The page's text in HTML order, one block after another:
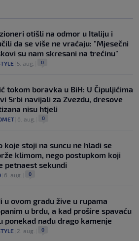
otišli na odmor u Italiju i
da se više ne vraćaju: "Mjesečni
su nam skresani na trećinu"
5. aug. 0
tokom boravka u BiH: U Čipuljićima
Srbi navijali za Zvezdu, dresove
nisu htjeli
6. aug. 0
koje stoji na suncu ne hladi se
klimom, nego postupkom koji
petnaest sekundi
6. aug. 0
u ovom gradu žive u rupama
u brdu, a kad prošire spavaću
ponekad nađu drago kamenje
2. aug. 0